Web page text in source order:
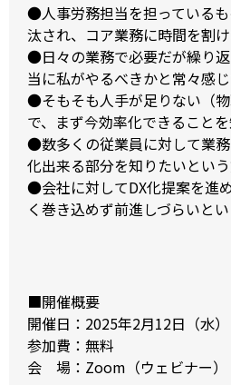
●人事労務担当を担っている
汰され、コア業務に時間を割
●日々の業務で必要だが繰り
当に私がやるべきかと常々感
●そもそも人手が足りない（
で、まず今効率化できること
●数多くの従業員に対して業
化出来る部分を知りたいとい
●会社に対してDX化提案を進
く巻き込めず前進しづらいと
■開催概要
開催日：2025年2月12日（水
参加費：無料
会 場：Zoom（ウェビナー）